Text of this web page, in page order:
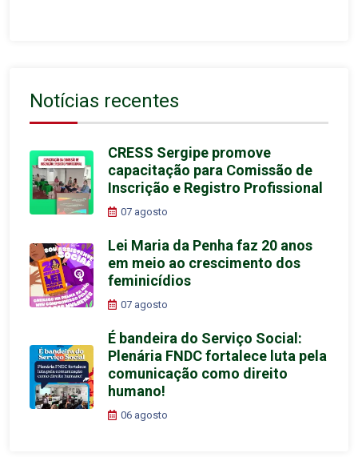
Notícias recentes
CRESS Sergipe promove
capacitação para Comissão de
Inscrição e Registro Profissional
07 agosto
Lei Maria da Penha faz 20 anos
em meio ao crescimento dos
feminicídios
07 agosto
É bandeira do Serviço Social:
Plenária FNDC fortalece luta pela
comunicação como direito
humano!
06 agosto